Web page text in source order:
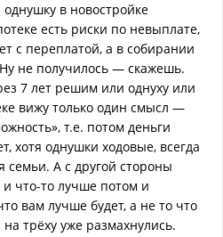
в новостройке
есть риски по невыплате,
с переплатой, а в собирании
не получилось — скажешь.
7 лет решим или однуху или
вижу только один смысл —
т.е. потом деньги
хотя однушки ходовые, всегда
семьи. А с другой стороны
и что-то лучше потом и
вам лучше будет, а не то что
трёху уже размахнулись.